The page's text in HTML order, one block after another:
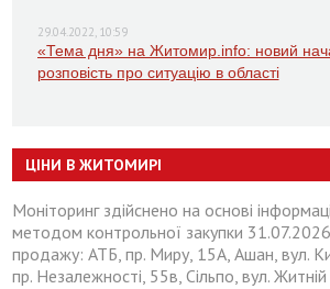
29.04.2022, 10:59
«Тема дня» на Житомир.info: новий
розповість про ситуацію в області
ЦІНИ В ЖИТОМИРІ
Моніторинг здійснено на основі
методом контрольної закупки 31.07.2026
продажу: АТБ, пр. Миру, 15А, Ашан, вул.
пр. Незалежності, 55в, Сільпо, вул.